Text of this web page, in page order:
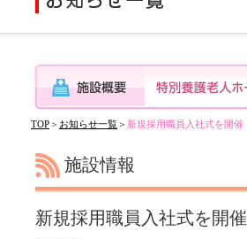
TOP ＞ お知らせ一覧 ＞ 新規採用職員入社式を開催
施設情報
新規採用職員入社式を開催